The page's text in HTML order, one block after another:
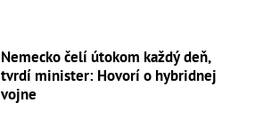
Nemecko čelí útokom každý deň,
tvrdí minister: Hovorí o hybridnej
vojne